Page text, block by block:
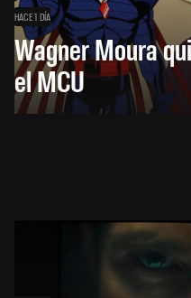
HACE 1 DÍA
Wagner Moura
el MCU